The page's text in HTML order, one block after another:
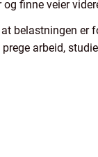
finne veier
belastningen er
arbeid,